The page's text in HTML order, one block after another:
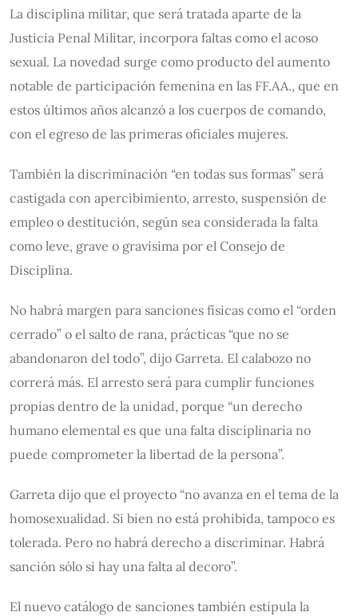
La disciplina militar, que será tratada aparte de la
Justicia Penal Militar, incorpora faltas como el acoso
sexual. La novedad surge como producto del aumento
notable de participación femenina en las FF.AA., que en
estos últimos años alcanzó a los cuerpos de comando,
con el egreso de las primeras oficiales mujeres.
También la discriminación “en todas sus formas” será
castigada con apercibimiento, arresto, suspensión de
empleo o destitución, según sea considerada la falta
como leve, grave o gravísima por el Consejo de
Disciplina.
No habrá margen para sanciones físicas como el “orden
cerrado” o el salto de rana, prácticas “que no se
abandonaron del todo”, dijo Garreta. El calabozo no
correrá más. El arresto será para cumplir funciones
propias dentro de la unidad, porque “un derecho
humano elemental es que una falta disciplinaria no
puede comprometer la libertad de la persona”.
Garreta dijo que el proyecto “no avanza en el tema de la
homosexualidad. Si bien no está prohibida, tampoco es
tolerada. Pero no habrá derecho a discriminar. Habrá
sanción sólo si hay una falta al decoro”.
El nuevo catálogo de sanciones también estipula la